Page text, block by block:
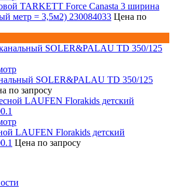
TARKETT Force Canasta 3 ширина
метр = 3,5м2) 230084033 Цена по
SOLER&PALAU TD 350/125
по запросу
LAUFEN Florakids детский
Цена по запросу